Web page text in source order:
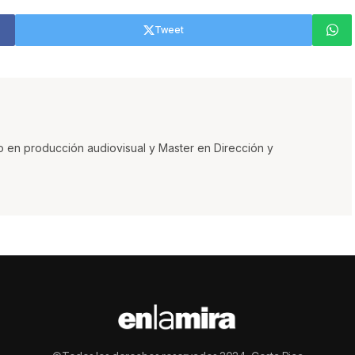
Tweet
en producción audiovisual y Master en Dirección y